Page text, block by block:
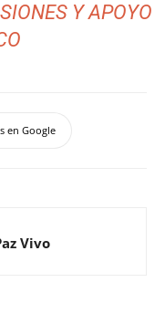
Y APOYO
en Google
Vivo